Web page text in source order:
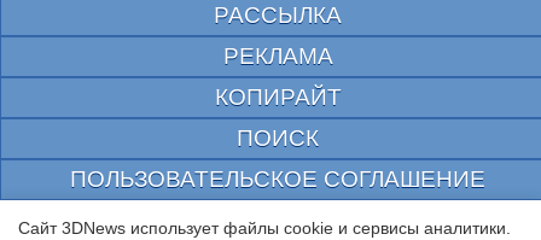
РАССЫЛКА
РЕКЛАМА
КОПИРАЙТ
ПОИСК
ПОЛЬЗОВАТЕЛЬСКОЕ СОГЛАШЕНИЕ
ЗАЩИЩЕНО CURATOR
Сайт 3DNews использует файлы cookie и сервисы аналитики.